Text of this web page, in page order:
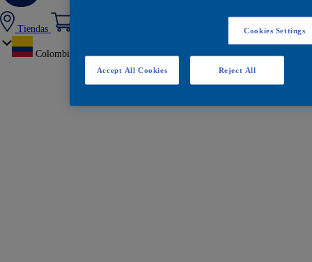
Tiendas
Colombia
Cookies Settings
Reject All
Accept All Cookies